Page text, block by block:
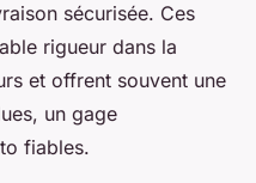
sécurisée. Ces
rigueur dans la
et offrent souvent une
un gage
fiables.